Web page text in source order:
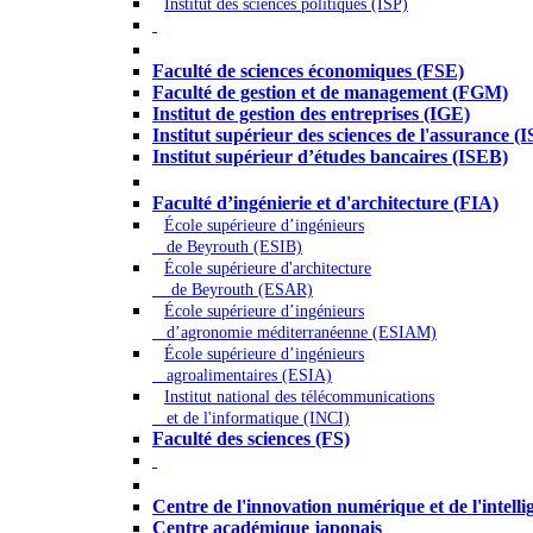
Institut des sciences politiques (ISP)
Faculté de sciences économiques (FSE)
Faculté de gestion et de management (FGM)
Institut de gestion des entreprises (IGE)
Institut supérieur des sciences de l'assurance
Institut supérieur d’études bancaires (ISEB)
Faculté d’ingénierie et d'architecture (FIA)
École supérieure d’ingénieurs
de Beyrouth (ESIB)
École supérieure d'architecture
de Beyrouth (ESAR)
École supérieure d’ingénieurs
d’agronomie méditerranéenne (ESIAM)
École supérieure d’ingénieurs
agroalimentaires (ESIA)
Institut national des télécommunications
et de l'informatique (INCI)
Faculté des sciences (FS)
Centre de l'innovation numérique et de
Centre académique japonais